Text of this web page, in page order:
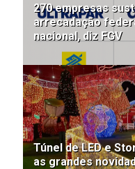
270 empresas
arrecadação
nacional, diz FGV
Túnel de LED e
as grandes